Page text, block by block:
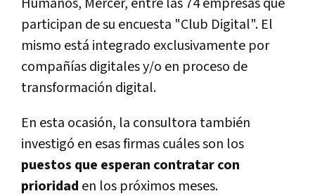
participan de su encuesta "Club Digital". El
mismo está integrado exclusivamente por
compañías digitales y/o en proceso de
transformación digital.
En esta ocasión, la consultora también
investigó en esas firmas cuáles son los
puestos que esperan contratar con
prioridad en los próximos meses.